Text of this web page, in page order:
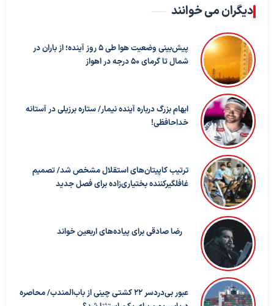
دیگران می خوانند
پیش‌بینی وضعیت هوا طی ۵ روز آینده؛ از باران در
شمال تا گرمای ۵۰ درجه در اهواز
ابهام بزرگ درباره آینده نیمار/ ستاره برزیلی در آستانه
خداحافظی!
ترتیب کاپیتان‌های استقلال مشخص شد/ تصمیم
غافلگیرکننده بختیاری‌زاده برای فصل جدید
رضا صادقی برای پیاده‌های اربعین خواند
عبور بی‌دردسر ۲۲ کشتی چینی از باب‌المندب/ محاصره